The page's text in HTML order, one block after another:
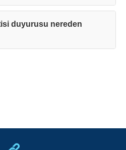
duyurusu nereden